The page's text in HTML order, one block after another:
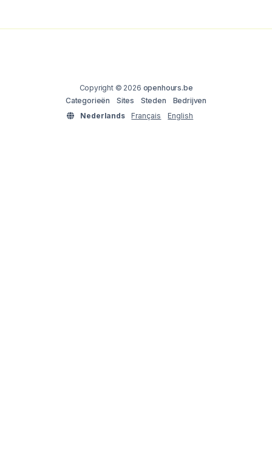
Copyright © 2026 openhours.be
Categorieën
Sites Steden
Bedrijven
Nederlands
Français English